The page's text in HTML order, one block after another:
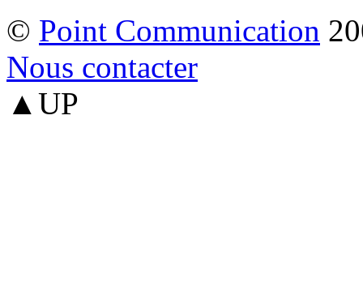
© Point Communication
Nous contacter
▲UP